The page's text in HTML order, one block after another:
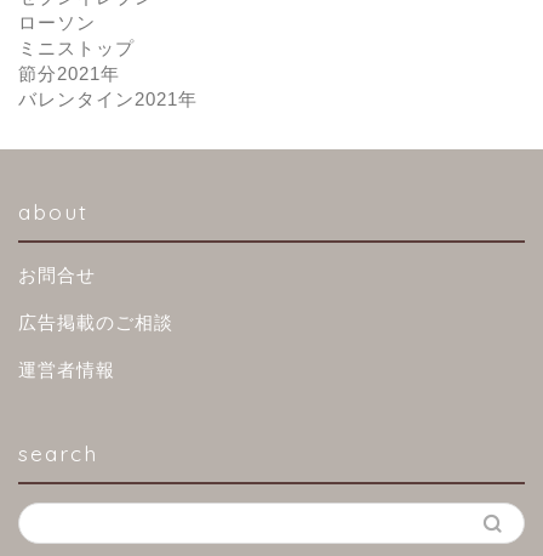
ローソン
ミニストップ
節分2021年
バレンタイン2021年
about
お問合せ
広告掲載のご相談
運営者情報
search